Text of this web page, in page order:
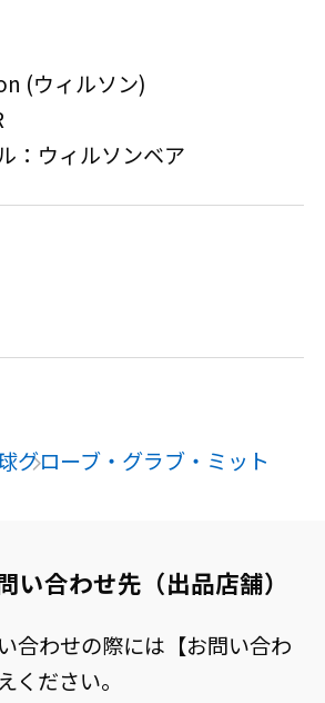
(ウィルソン)
：ウィルソンベア
グローブ・グラブ・ミット
い合わせ先（出品店舗）
合わせの際には【お問い合わ
ください。